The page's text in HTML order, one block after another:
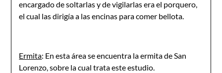
encargado de soltarlas y de vigilarlas era el porquero,
el cual las dirigía a las encinas para comer bellota.
Ermita: En esta área se encuentra la ermita de San
Lorenzo, sobre la cual trata este estudio.